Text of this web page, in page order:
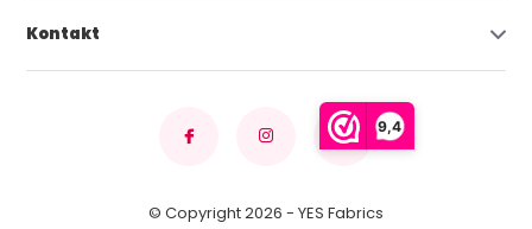
9,4
Kontakt
© Copyright 2026 - YES Fabrics